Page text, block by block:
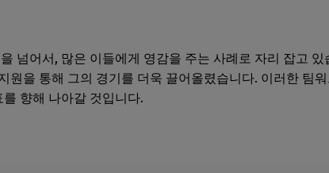
넘어서, 많은 이들에게 영감을 주는 사례로 자리 잡고
원을 통해 그의 경기를 더욱 끌어올렸습니다. 이러한 팀
향해 나아갈 것입니다.